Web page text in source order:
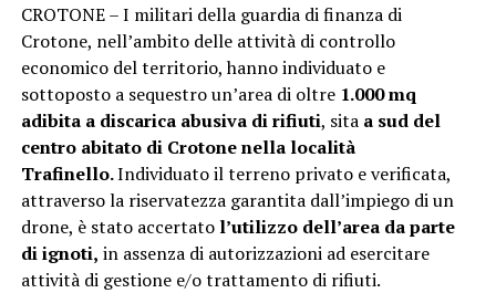
CROTONE – I militari della guardia di finanza di
Crotone, nell’ambito delle attività di controllo
economico del territorio, hanno individuato e
sottoposto a sequestro un’area di oltre 1.000 mq
adibita a discarica abusiva di rifiuti, sita a sud del
centro abitato di Crotone nella località
Trafinello.Individuato il terreno privato e verificata,
attraverso la riservatezza garantita dall’impiego di un
drone, è stato accertato l’utilizzo dell’area da parte
di ignoti, in assenza di autorizzazioni ad esercitare
attività di gestione e/o trattamento di rifiuti.